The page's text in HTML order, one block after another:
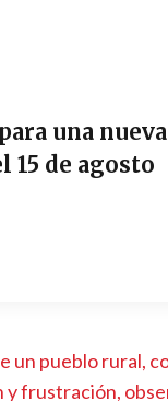
una nueva
15 de agosto